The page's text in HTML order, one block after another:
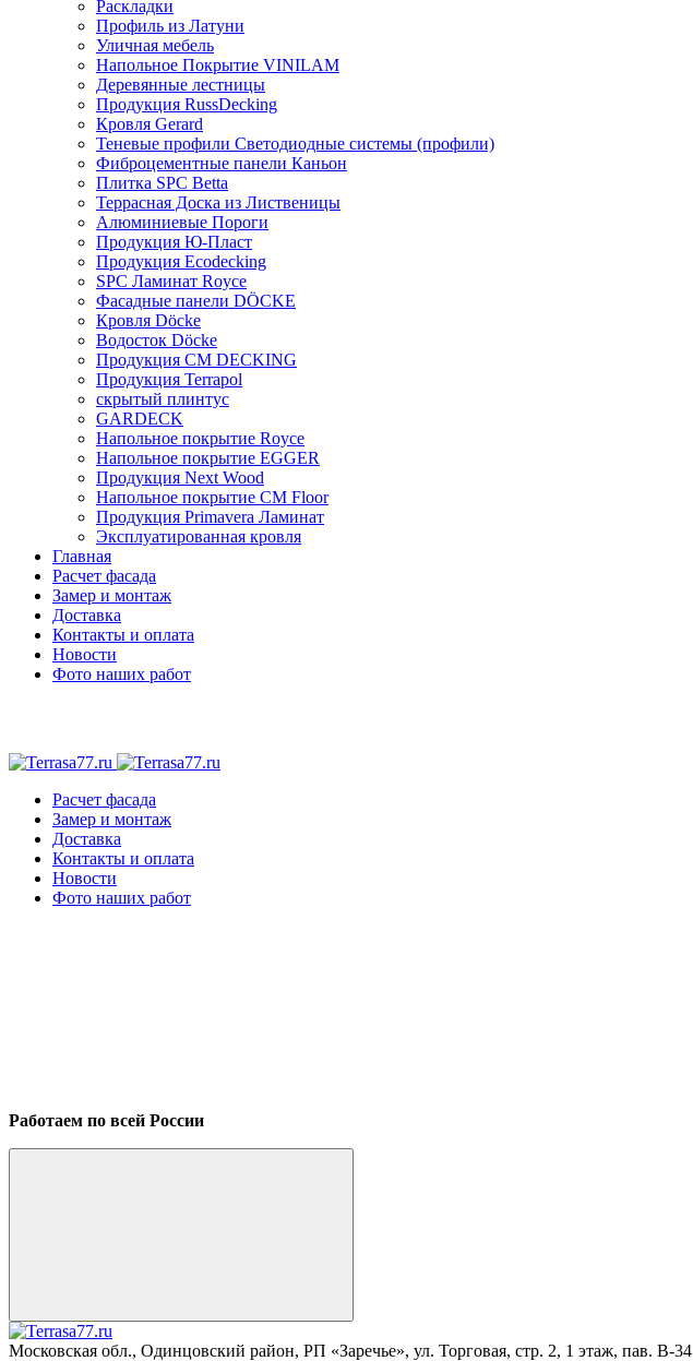
Раскладки
Профиль из Латуни
Уличная мебель
Напольное Покрытие VINILAM
Деревянные лестницы
Продукция RussDecking
Кровля Gerard
Теневые профили Светодиодные системы (профили)
Фиброцементные панели Каньон
Плитка SPC Betta
Террасная Доска из Лиственицы
Алюминиевые Пороги
Продукция Ю-Пласт
Продукция Ecodecking
SPC Ламинат Royce
Фасадные панели DÖCKE
Кровля Döcke
Водосток Döcke
Продукция CM DECKING
Продукция Terrapol
скрытый плинтус
GARDECK
Напольное покрытие Royce
Напольное покрытие EGGER
Продукция Next Wood
Напольное покрытие CM Floor
Продукция Primavera Ламинат
Эксплуатированная кровля
Главная
Расчет фасада
Замер и монтаж
Доставка
Контакты и оплата
Новости
Фото наших работ
Расчет фасада
Замер и монтаж
Доставка
Контакты и оплата
Новости
Фото наших работ
Работаем по всей России
Московская обл., Одинцовский район, РП «Заречье», ул. Торговая, стр. 2, 1 этаж, пав. B-34